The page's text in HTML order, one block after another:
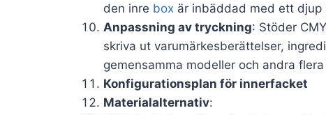
den inre box är inbäddad med ett djup
Anpassning av tryckning: Stöder
skriva ut varumärkesberättelser,
gemensamma modeller och andra
Konfigurationsplan för innerfacket
Materialalternativ: